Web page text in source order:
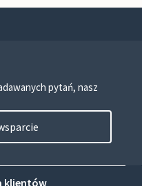
pytań, nasz
klientów